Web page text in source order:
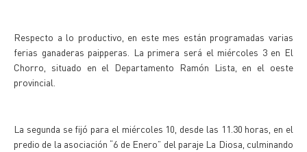
Respecto a lo productivo, en este mes están programadas varias
ferias ganaderas paipperas. La primera será el miércoles 3 en El
Chorro, situado en el Departamento Ramón Lista, en el oeste
provincial.
La segunda se fijó para el miércoles 10, desde las 11.30 horas, en el
predio de la asociación “6 de Enero” del paraje La Diosa, culminando